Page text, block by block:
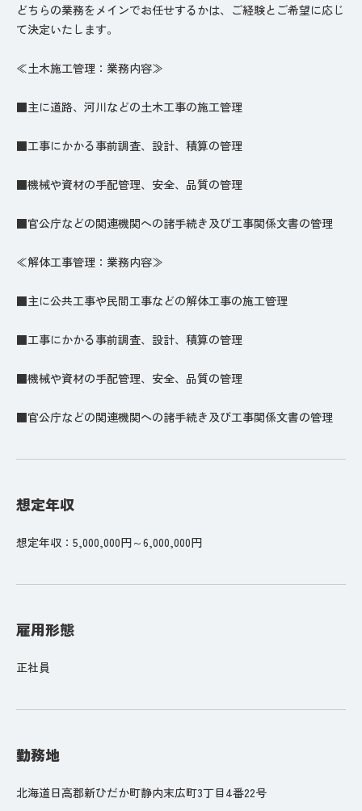
どちらの業務をメインでお任せするかは、ご経験とご希望に応じ
て決定いたします。
≪土木施工管理：業務内容≫
■主に道路、河川などの土木工事の施工管理
■工事にかかる事前調査、設計、積算の管理
■機械や資材の手配管理、安全、品質の管理
■官公庁などの関連機関への諸手続き及び工事関係文書の管理
≪解体工事管理：業務内容≫
■主に公共工事や民間工事などの解体工事の施工管理
■工事にかかる事前調査、設計、積算の管理
■機械や資材の手配管理、安全、品質の管理
■官公庁などの関連機関への諸手続き及び工事関係文書の管理
想定年収
想定年収：5,000,000円～6,000,000円
雇用形態
正社員
勤務地
北海道日高郡新ひだか町静内末広町3丁目4番22号